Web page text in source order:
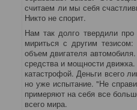
считаем ли мы себя
Никто не спорит.
Нам так долго твердили
мириться с другим
объем двигателя
средства и мощности движка.
катастрофой. Деньги всего
но уже испытание. "Не
примеряют на себя все
всего мира.